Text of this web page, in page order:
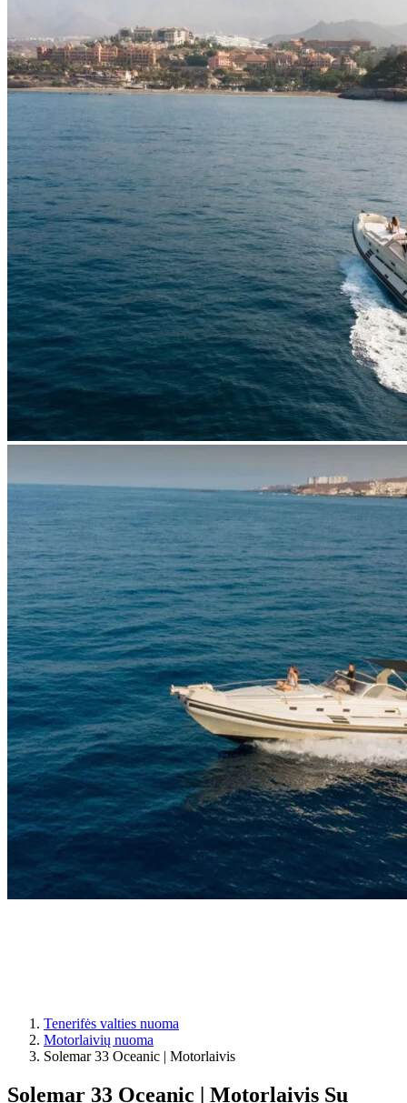
Tenerifės valties nuoma
Motorlaivių nuoma
Solemar 33 Oceanic | Motorlaivis
Solemar 33 Oceanic | Motorlaivis Su